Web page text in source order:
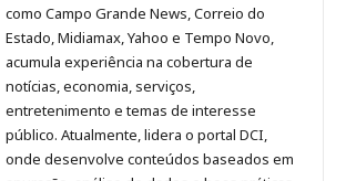
como Campo Grande News, Correio do
Estado, Midiamax, Yahoo e Tempo Novo,
acumula experiência na cobertura de
notícias, economia, serviços,
entretenimento e temas de interesse
público. Atualmente, lidera o portal DCI,
onde desenvolve conteúdos baseados em